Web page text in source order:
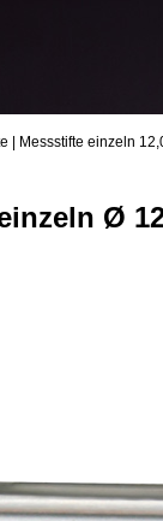
| Messstifte einzeln
Ø